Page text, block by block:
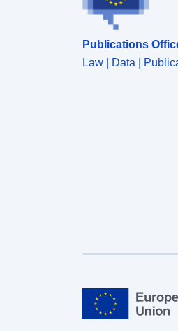
Publications
Law | Data |